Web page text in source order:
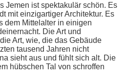
Jemen ist spektakulär schön. Es
mit einzigartiger Architektur. Es
dem Mittelalter in einigen
Die Art und
Art, wie, die das Gebäude
tausend Jahren nicht
sieht aus und fühlt sich alt. Die
hübschen Tal von schroffen